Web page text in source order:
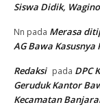
Siswa Didik,
Nn pada Merasa
AG Bawa Kasusnya
Redaksi pada DPC
Geruduk Kantor
Kecamatan